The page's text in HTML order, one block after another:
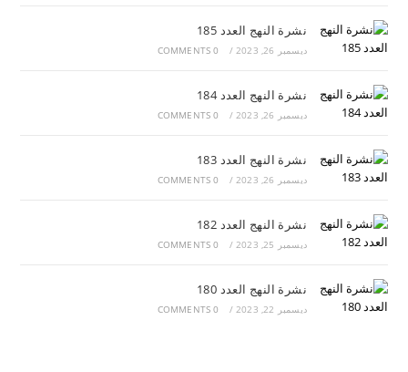
نشرة النهج العدد 185
ديسمبر 26, 2023 /
0 COMMENTS
نشرة النهج العدد 184
ديسمبر 26, 2023 /
0 COMMENTS
نشرة النهج العدد 183
ديسمبر 26, 2023 /
0 COMMENTS
نشرة النهج العدد 182
ديسمبر 25, 2023 /
0 COMMENTS
نشرة النهج العدد 180
ديسمبر 22, 2023 /
0 COMMENTS